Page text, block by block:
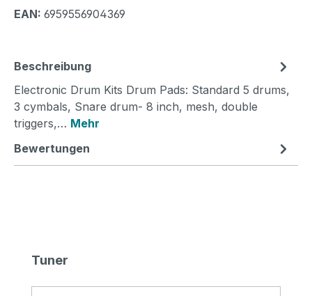
EAN: 6959556904369
Beschreibung
Electronic Drum Kits Drum Pads: Standard 5 drums,
3 cymbals, Snare drum- 8 inch, mesh, double
triggers,… Mehr
Bewertungen
Produktgalerie überspringen
Tuner